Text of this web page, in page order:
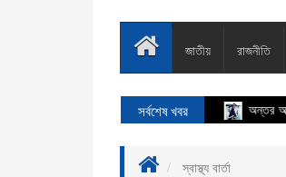
জাতীয় রাজনীতি
সর্বশেষ খবর অন্তর আত্মায় গাঁথা
স্বাস্থ্য বার্তা